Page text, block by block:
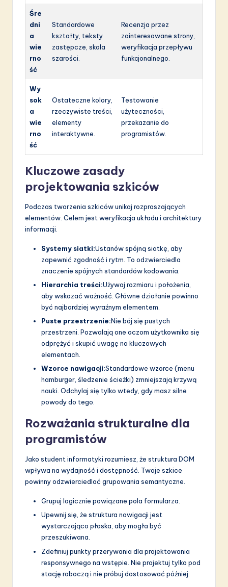
Śre
dni
a
wie
rno
ść
Standardowe
kształty, teksty
zastępcze, skala
szarości.
Recenzja przez
zainteresowane strony,
weryfikacja przepływu
funkcjonalnego.
Wy
sok
a
wie
rno
ść
Ostateczne kolory,
rzeczywiste treści,
elementy
interaktywne.
Testowanie
użyteczności,
przekazanie do
programistów.
Kluczowe zasady
projektowania szkiców
Podczas tworzenia szkiców unikaj rozpraszających
elementów. Celem jest weryfikacja układu i architektury
informacji.
Systemy siatki:Ustanów spójną siatkę, aby
zapewnić zgodność i rytm. To odzwierciedla
znaczenie spójnych standardów kodowania.
Hierarchia treści:Używaj rozmiaru i położenia,
aby wskazać ważność. Główne działanie powinno
być najbardziej wyraźnym elementem.
Puste przestrzenie:Nie bój się pustych
przestrzeni. Pozwalają one oczom użytkownika się
odprężyć i skupić uwagę na kluczowych
elementach.
Wzorce nawigacji:Standardowe wzorce (menu
hamburger, śledzenie ścieżki) zmniejszają krzywą
nauki. Odchylaj się tylko wtedy, gdy masz silne
powody do tego.
Rozważania strukturalne dla
programistów
Jako student informatyki rozumiesz, że struktura DOM
wpływa na wydajność i dostępność. Twoje szkice
powinny odzwierciedlać grupowania semantyczne.
Grupuj logicznie powiązane pola formularza.
Upewnij się, że struktura nawigacji jest
wystarczająco płaska, aby mogła być
przeszukiwana.
Zdefiniuj punkty przerywania dla projektowania
responsywnego na wstępie. Nie projektuj tylko pod
stację roboczą i nie próbuj dostosować później.